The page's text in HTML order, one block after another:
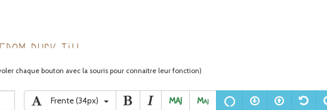
chaque bouton avec la souris pour connaitre leur fonction)
Frente (34px) MAJ Maj